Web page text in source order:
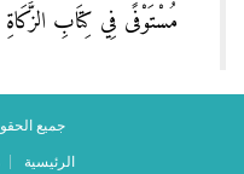
مُسْتَوْفًى فِي كِتَابِ الزَّكَاةِ
جميع
الرئيسية